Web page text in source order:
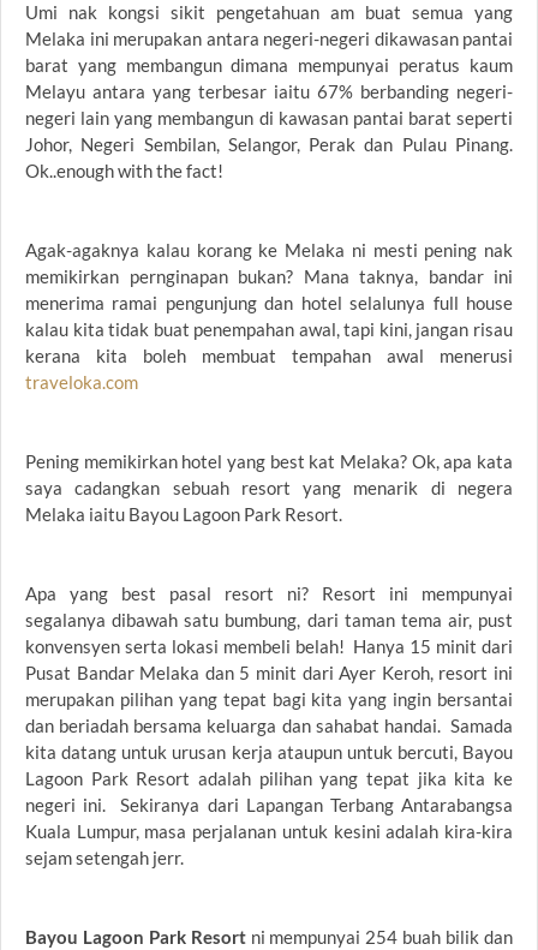
Umi nak kongsi sikit pengetahuan am buat semua yang
Melaka ini merupakan antara negeri-negeri dikawasan pantai
barat yang membangun dimana mempunyai peratus kaum
Melayu antara yang terbesar iaitu 67% berbanding negeri-
negeri lain yang membangun di kawasan pantai barat seperti
Johor, Negeri Sembilan, Selangor, Perak dan Pulau Pinang.
Ok..enough with the fact!
Agak-agaknya kalau korang ke Melaka ni mesti pening nak
memikirkan pernginapan bukan? Mana taknya, bandar ini
menerima ramai pengunjung dan hotel selalunya full house
kalau kita tidak buat penempahan awal, tapi kini, jangan risau
kerana kita boleh membuat tempahan awal menerusi
traveloka.com
Pening memikirkan hotel yang best kat Melaka? Ok, apa kata
saya cadangkan sebuah resort yang menarik di negera
Melaka iaitu Bayou Lagoon Park Resort.
Apa yang best pasal resort ni? Resort ini mempunyai
segalanya dibawah satu bumbung, dari taman tema air, pust
konvensyen serta lokasi membeli belah! Hanya 15 minit dari
Pusat Bandar Melaka dan 5 minit dari Ayer Keroh, resort ini
merupakan pilihan yang tepat bagi kita yang ingin bersantai
dan beriadah bersama keluarga dan sahabat handai. Samada
kita datang untuk urusan kerja ataupun untuk bercuti, Bayou
Lagoon Park Resort adalah pilihan yang tepat jika kita ke
negeri ini. Sekiranya dari Lapangan Terbang Antarabangsa
Kuala Lumpur, masa perjalanan untuk kesini adalah kira-kira
sejam setengah jerr.
Bayou Lagoon Park Resortni mempunyai 254 buah bilik dan